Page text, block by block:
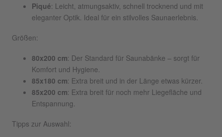
Piqué: Leicht, atmungsaktiv, schnell trocknend und mit
eleganter Optik. Ideal für ein stilvolles Saunaerlebnis.
Größen:
80x200 cm: Der Standard für Saunabänke – sorgt für
Komfort und Hygiene.
85x180 cm: Extra breit und in der Länge etwas kürzer.
85x200 cm: Extra breit für noch mehr Liegefläche und
Entspannung.
Tipps zur Auswahl: